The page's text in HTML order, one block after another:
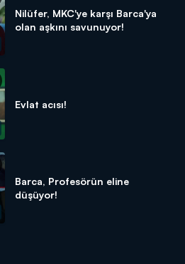
Nilüfer, MKC'ye karşı Barca'ya
olan aşkını savunuyor!
Evlat acısı!
Barca, Profesörün eline
düşüyor!